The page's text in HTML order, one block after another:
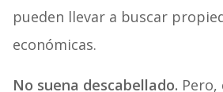
pueden llevar a buscar
económicas.
No suena descabellado.